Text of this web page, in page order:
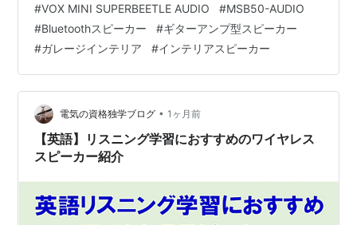
た。 ところが最近、ビンテージカーへの関心が戻ってき
て、バイクにも乗ってみたい気持ちが強まっています。
そんなタイミングでVOXの50W Bluetoothオーディオス
ピーカー「MINI SUPERBEETLE AUDIO」を見てしまった
んです。 この一台、火種にしては効きすぎじゃな…
#VOX MINI SUPERBEETLE AUDIO #MSB50-AUDIO
#Bluetoothスピーカー #ギターアンプ型スピーカー
#ガレージインテリア #インテリアスピーカー
電気の資格独学ブログ • 1ヶ月前
【英語】リスニング学習におすすめのワイヤレス
スピーカー紹介